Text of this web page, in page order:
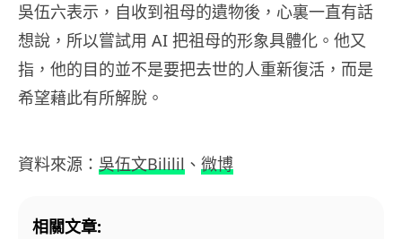
吳伍六表示，自收到祖母的遺物後，心裏一直有話
想說，所以嘗試用 AI 把祖母的形象具體化。他又
指，他的目的並不是要把去世的人重新復活，而是
希望藉此有所解脫。
資料來源： 吳伍文Bililil 、 微博
相關文章: